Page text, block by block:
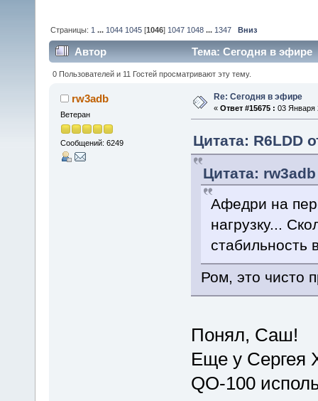
Страницы: 1 ... 1044 1045 [1046] 1047 1048 ... 1347 Вниз
Автор Тема: Сегодня в эфире
0 Пользователей и 11 Гостей просматривают эту тему.
rw3adb
Ветеран
Сообщений: 6249
Re: Сегодня в эфире
« Ответ #15675 : 03 Января
Цитата: R6LDD
Цитата:
Афедри на
нагрузку...
стабильность
Ром, это чисто
Понял, Саш!
Еще у Сергея
QO-100